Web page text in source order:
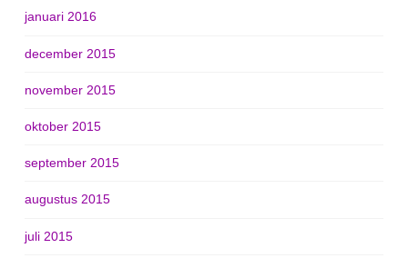
januari 2016
december 2015
november 2015
oktober 2015
september 2015
augustus 2015
juli 2015